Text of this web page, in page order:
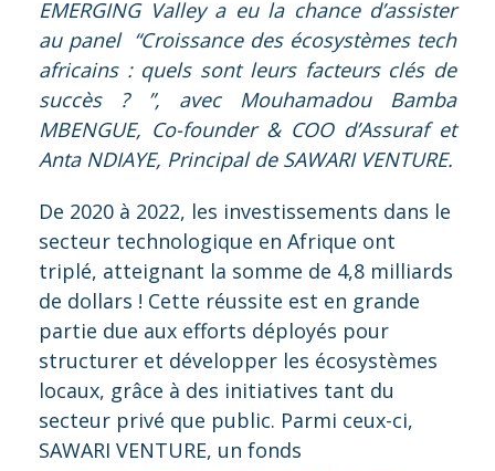
EMERGING Valley a eu la chance d’assister
au panel “Croissance des écosystèmes tech
africains : quels sont leurs facteurs clés de
succès ? ”, avec Mouhamadou Bamba
MBENGUE, Co-founder & COO d’Assuraf et
Anta NDIAYE, Principal de SAWARI VENTURE.
De 2020 à 2022, les investissements dans le
secteur technologique en Afrique ont
triplé, atteignant la somme de 4,8 milliards
de dollars ! Cette réussite est en grande
partie due aux efforts déployés pour
structurer et développer les écosystèmes
locaux, grâce à des initiatives tant du
secteur privé que public. Parmi ceux-ci,
SAWARI VENTURE, un fonds